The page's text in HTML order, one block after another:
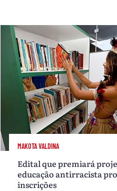
MAKOTA VALDINA
Edital que premiará
educação antirracista
inscrições